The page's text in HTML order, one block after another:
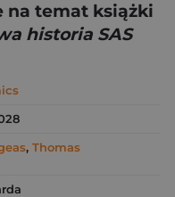
na temat książki
historia SAS
, Thomas